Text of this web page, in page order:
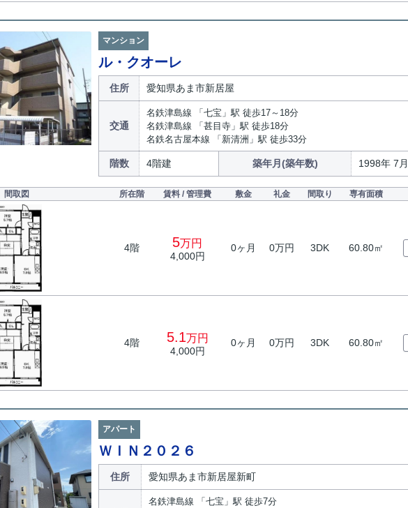
マンション
ル・クオーレ
住所 愛知県あま市新居屋
交通
名鉄津島線 「七宝」駅 徒歩17～18分
名鉄津島線 「甚目寺」駅 徒歩18分
名鉄名古屋本線 「新清洲」駅 徒歩33分
階数 4階建 築年月(築年数) 1998年 7
間取図 所在階 賃料 / 管理費 敷金 礼金 間取り 専有面積
4階 5万円
4,000円
0ヶ月 0万円 3DK 60.80㎡
4階 5.1万円
4,000円
0ヶ月 0万円 3DK 60.80㎡
アパート
ＷＩＮ２０２６
住所 愛知県あま市新居屋新町
名鉄津島線 「七宝」駅 徒歩7分